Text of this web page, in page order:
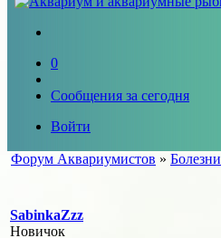
0
Сообщения за сегодня
Войти
Форум Аквариумистов » Болезни
SabinkaZzz
Новичок